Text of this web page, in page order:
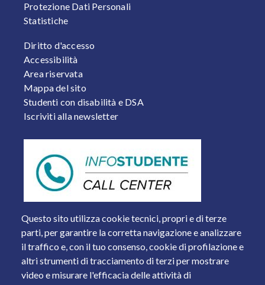
Questo sito utilizza cookie tecnici, propri e di terze
parti, per garantire la corretta navigazione e analizzare
il traffico e, con il tuo consenso, cookie di profilazione e
altri strumenti di tracciamento di terzi per mostrare
video e misurare l'efficacia delle attività di
Protezione Dati Personali
Statistiche
FOOTER 2
Diritto d'accesso
Accessibilità
Area riservata
Mappa del sito
Studenti con disabilità e DSA
Iscriviti alla newsletter